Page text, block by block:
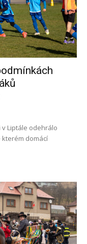
Liptále odehrálo
kterém domácí